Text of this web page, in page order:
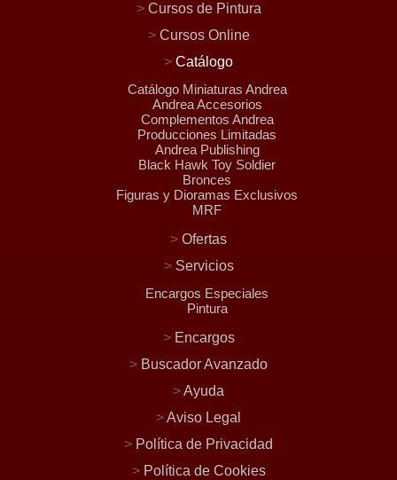
> Cursos de Pintura
> Cursos Online
> Catálogo
Catálogo Miniaturas Andrea
Andrea Accesorios
Complementos Andrea
Producciones Limitadas
Andrea Publishing
Black Hawk Toy Soldier
Bronces
Figuras y Dioramas Exclusivos
MRF
> Ofertas
> Servicios
Encargos Especiales
Pintura
> Encargos
> Buscador Avanzado
>Ayuda
>Aviso Legal
> Política de Privacidad
> Política de Cookies